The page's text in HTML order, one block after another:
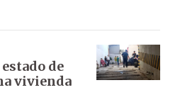
de
vivienda